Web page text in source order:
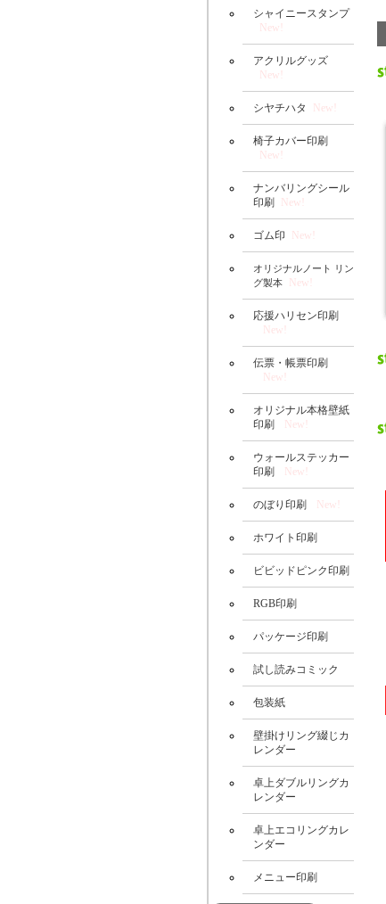
シャイニースタンプ
New!
アクリルグッズ
New!
シヤチハタ New!
椅子カバー印刷
New!
ナンバリングシール
印刷
New!
ゴム印 New!
オリジナルノート リン
グ製本
New!
応援ハリセン印刷
New!
伝票・帳票印刷
New!
オリジナル本格壁紙
印刷
New!
ウォールステッカー
印刷
New!
のぼり印刷 New!
ホワイト印刷
ビビッドピンク印刷
RGB印刷
パッケージ印刷
試し読みコミック
包装紙
壁掛けリング綴じカ
レンダー
卓上ダブルリングカ
レンダー
卓上エコリングカレ
ンダー
メニュー印刷